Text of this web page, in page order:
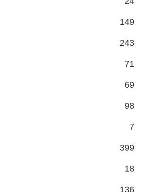
149
243
71
69
98
7
399
18
136